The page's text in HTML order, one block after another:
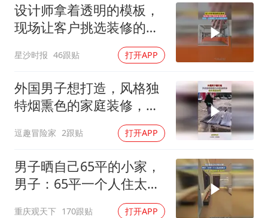
一周大涨超7% 金价为何突然上涨
构建更高水平的全民健身公共服务体系
设计师拿着透明的模板，
现场让客户挑选装修的颜
色，网友：这是哪个天才
想出来的
星沙时报 46跟贴 打开APP
外国男子想打造，风格独
特烟熏色的家庭装修，老
逗趣冒险家 2跟贴 打开APP
男子晒自己65平的小家，
男子：65平一个人住太完
重庆观天下 170跟贴 打开APP